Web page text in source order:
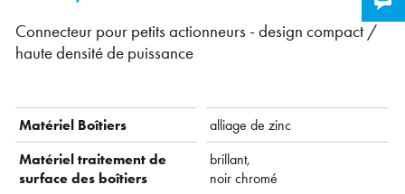
Connecteur pour petits actionneurs - design compact /
haute densité de puissance
Matériel Boîtiers
alliage de zinc
Matériel traitement de
surface des boîtiers
brillant,
noir chromé